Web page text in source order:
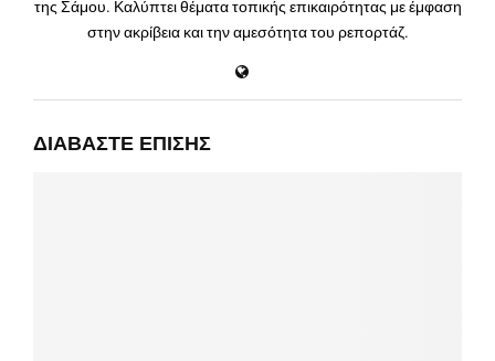
της Σάμου. Καλύπτει θέματα τοπικής επικαιρότητας με έμφαση
στην ακρίβεια και την αμεσότητα του ρεπορτάζ.
ΔΙΑΒΆΣΤΕ ΕΠΊΣΗΣ